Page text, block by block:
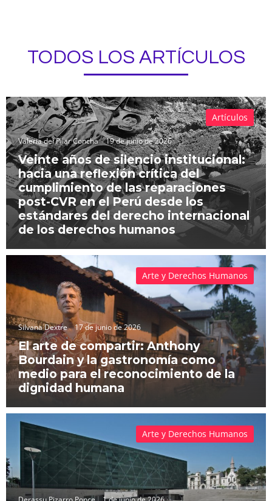
TODOS LOS ARTÍCULOS
Valeria del Pilar Concha 19 de junio de 2026
Veinte años de silencio institucional:
hacia una reflexión crítica del
cumplimiento de las reparaciones
post-CVR en el Perú desde los
estándares del derecho internacional
de los derechos humanos
Artículos
Silvana Dextre 17 de junio de 2026
El arte de compartir: Anthony
Bourdain y la gastronomía como
medio para el reconocimiento de la
dignidad humana
Arte y Derechos Humanos
Arte y Derechos Humanos